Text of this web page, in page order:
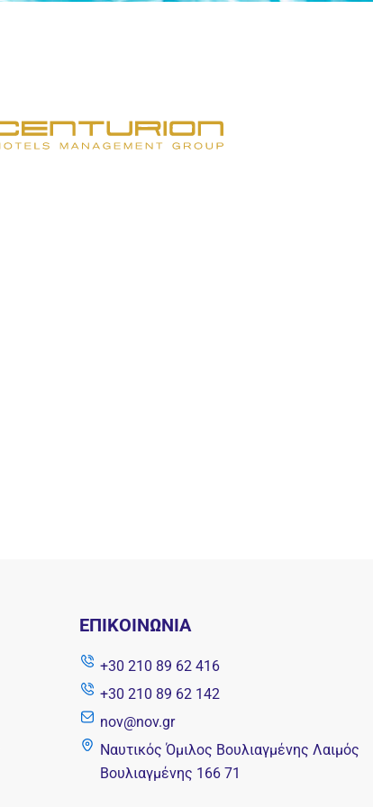
ΕΠΙΚΟΙΝΩΝΊΑ
+30 210 89 62 416
+30 210 89 62 142
nov@nov.gr
Ναυτικός Όμιλος Βουλιαγμένης Λαιμός
Βουλιαγμένης 166 71